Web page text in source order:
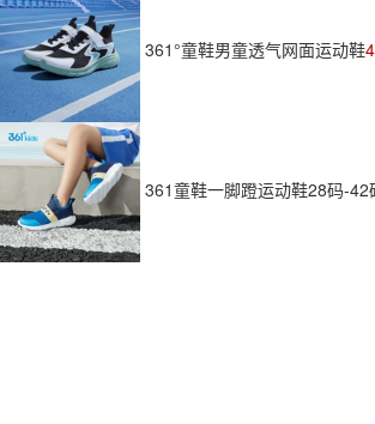
361°童鞋男童透气网面运动鞋
361童鞋一脚蹬运动鞋28码-42